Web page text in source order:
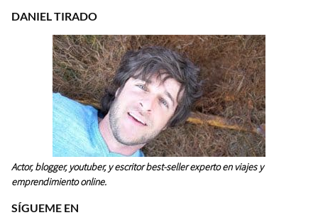
DANIEL TIRADO
Actor, blogger, youtuber, y escritor best-seller experto en viajes y
emprendimiento online.
SÍGUEME EN